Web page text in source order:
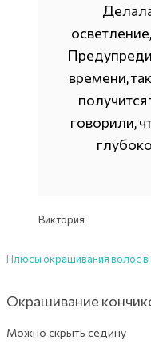
времени,
говорили,
Виктория
Плюсы окрашивания волос
Окрашивание
Можно скрыть седину